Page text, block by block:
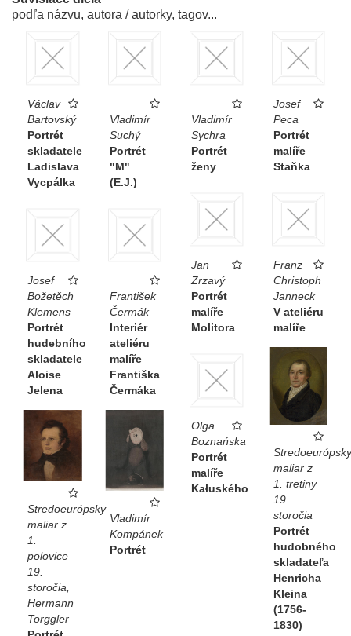
podľa názvu, autora / autorky, tagov...
Václav
Bartovský
Portrét
skladatele
Ladislava
Vycpálka
Vladimír
Suchý
Portrét
"M"
(E.J.)
Vladimír
Sychra
Portrét
ženy
Josef
Peca
Portrét
malíře
Staňka
Jan
Zrzavý
Portrét
malíře
Molitora
Franz
Christoph
Janneck
V ateliéru
malíře
Josef
Božetěch
Klemens
Portrét
hudebního
skladatele
Aloise
Jelena
František
Čermák
Interiér
ateliéru
malíře
Františka
Čermáka
Olga
Boznańska
Portrét
malíře
Kałuského
Stredoeurópsky
maliar z
1. tretiny
19.
storočia
Portrét
hudobného
skladateľa
Henricha
Kleina
(1756-
1830)
Stredoeurópsky
maliar z
1.
polovice
19.
storočia,
Hermann
Torggler
Vladimír
Kompánek
Portrét